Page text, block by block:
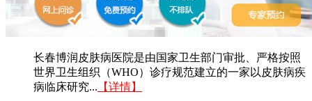
长春博润皮肤病医院是由国家卫生部门审批、严格按照
世界卫生组织（WHO）诊疗规范建立的一家以皮肤病疾
病临床研究... 【详情】